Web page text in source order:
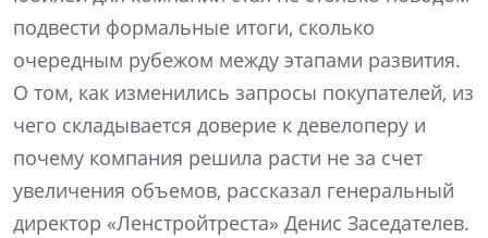
подвести формальные итоги, сколько
очередным рубежом между этапами развития.
О том, как изменились запросы покупателей, из
чего складывается доверие к девелоперу и
почему компания решила расти не за счет
увеличения объемов, рассказал генеральный
директор «Ленстройтреста» Денис Заседателев.